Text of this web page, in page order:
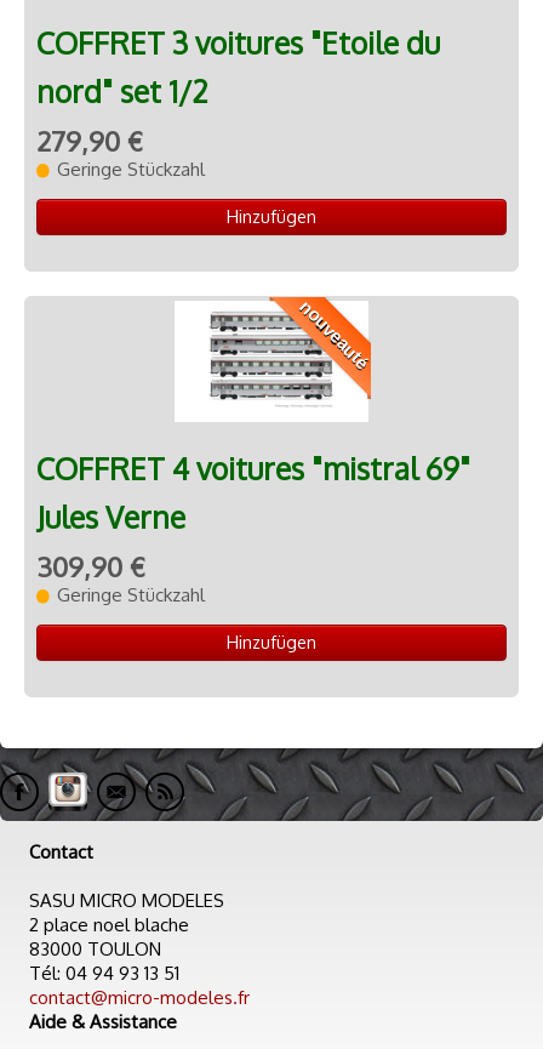
COFFRET 3 voitures "Etoile du
nord" set 1/2
279,90 €
Geringe Stückzahl
Hinzufügen
nouveauté
COFFRET 4 voitures "mistral 69"
Jules Verne
309,90 €
Geringe Stückzahl
Hinzufügen
Contact
SASU MICRO MODELES
2 place noel blache
83000 TOULON
Tél: 04 94 93 13 51
contact@micro-modeles.fr
Aide & Assistance